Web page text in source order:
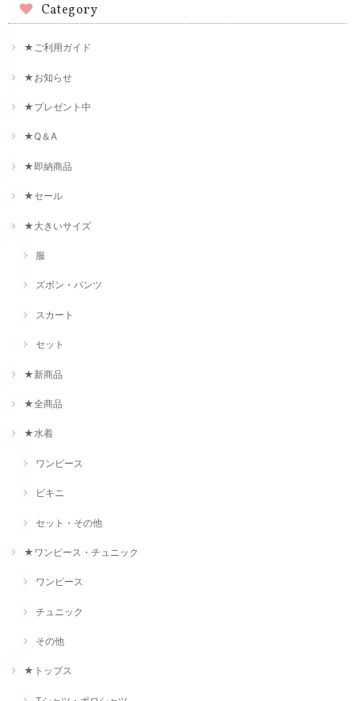
Category
★ご利用ガイド
★お知らせ
★プレゼント中
★Q＆A
★即納商品
★セール
★大きいサイズ
服
ズボン・パンツ
スカート
セット
★新商品
★全商品
★水着
ワンピース
ビキニ
セット・その他
★ワンピース・チュニック
ワンピース
チュニック
その他
★トップス